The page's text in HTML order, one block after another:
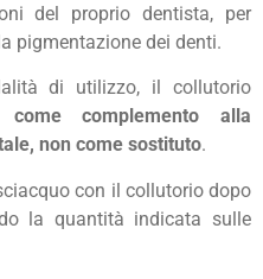
del proprio dentista, per
pigmentazione dei denti.
di utilizzo, il collutorio
come complemento alla
non come sostituto.
con il collutorio dopo
la quantità indicata sulle